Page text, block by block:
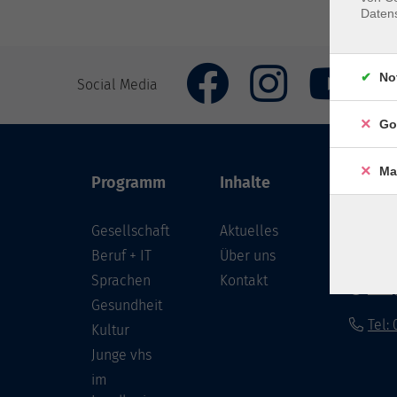
Social Media
Programm
Gesellschaft
Beruf + IT
Sprachen
Gesundheit
Kultur
Junge vhs
im
Inhalte
Aktuelles
Über uns
Kontakt
Tel: